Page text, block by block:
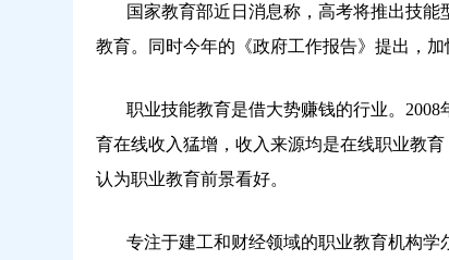
国家教育部近日消息称，高考将推出技能
教育。同时今年的《政府工作报告》提出，
职业技能教育是借大势赚钱的行业。2008
育在线收入猛增，收入来源均是在线职业教
认为职业教育前景看好。
专注于建工和财经领域的职业教育机构学